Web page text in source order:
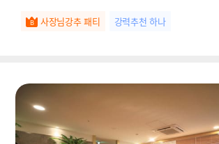
사장님강추 패티 강력추천 하나